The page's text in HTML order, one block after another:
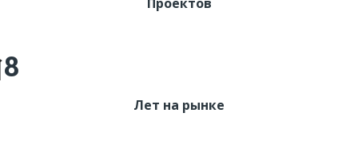
8
Лет на рынке